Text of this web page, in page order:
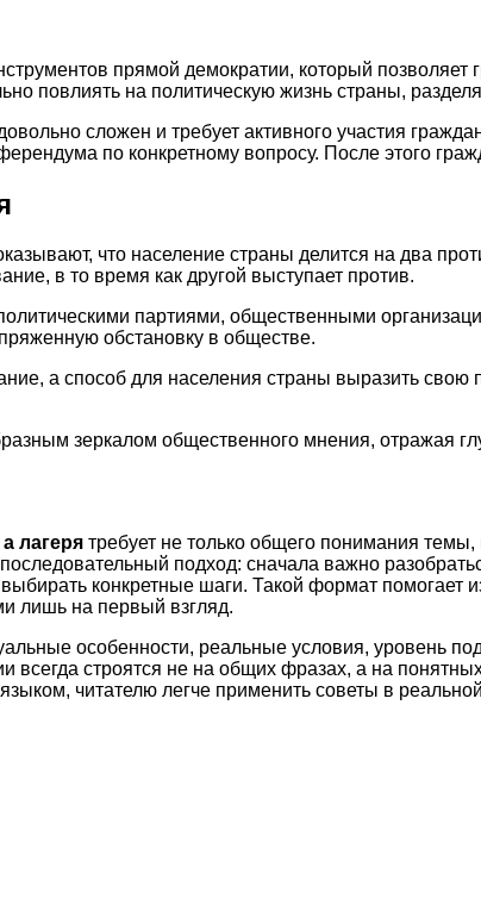
прямой демократии, который
повлиять на политическую жизнь страны,
сложен и требует активного участия
по конкретному вопросу. После этого
что население страны делится на два
в то время как другой выступает против.
партиями, общественными
обстановку в обществе.
а способ для населения страны выразить
зеркалом общественного мнения, отражая
лагеря требует не только общего понимания
подход: сначала важно
конкретные шаги. Такой формат
лишь на первый взгляд.
особенности, реальные условия, уровень
строятся не на общих фразах, а на
читателю легче применить советы в